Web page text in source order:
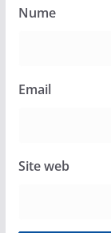
Nume
Email
Site web